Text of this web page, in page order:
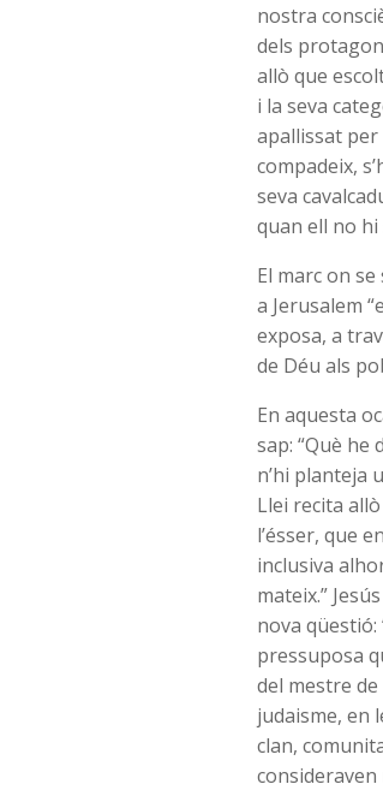
nostra
dels
allò que
i la seva
apallissat per
compadeix,
seva
quan ell no
El marc on
a Jerusalem
exposa, a
de Déu als
En aquesta
sap: “Què he
n’hi planteja
Llei recita
l’ésser, que
inclusiva
mateix.”
nova qüestió:
pressuposa
del mestre
judaisme, en
clan,